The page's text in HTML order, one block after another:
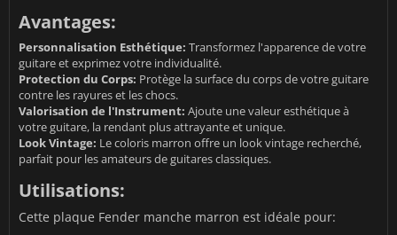
Avantages:
Personnalisation Esthétique: Transformez l'apparence de votre
guitare et exprimez votre individualité.
Protection du Corps: Protège la surface du corps de votre guitare
contre les rayures et les chocs.
Valorisation de l'Instrument: Ajoute une valeur esthétique à
votre guitare, la rendant plus attrayante et unique.
Look Vintage: Le coloris marron offre un look vintage recherché,
parfait pour les amateurs de guitares classiques.
Utilisations:
Cette plaque Fender manche marron est idéale pour: